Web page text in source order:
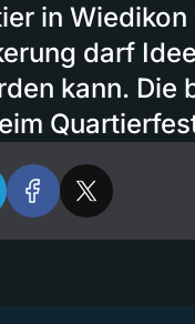
in
darf
kann. Die